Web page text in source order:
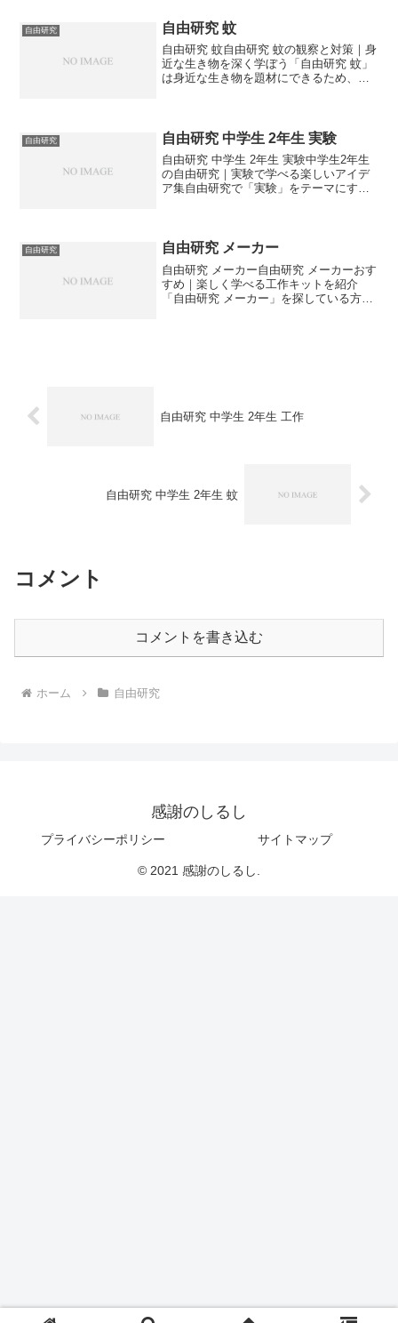
自由研究 理科の魅...
自由研究 自由研究 蚊
自由研究 蚊自由研究 蚊の観察と対策｜身
近な生き物を深く学ぼう「自由研究 蚊」
は身近な生き物を題材にできるため、観
由研究 蚊が人気...
自由研究 自由研究 中学生 2年生 実験
自由研究 中学生 2年生 実験中学生2年生
の自由研究｜実験で学べる楽しいアイデ
ア集自由研究で「実験」をテーマにする
マにした自由研究...
自由研究 自由研究 メーカー
自由研究 メーカー自由研究 メーカーおす
すめ｜楽しく学べる工作キットを紹介
「自由研究 メーカー」を探している方
自由研究 中学生 2年生 工作
自由研究 中学生 2年生 蚊
コメント
コメントを書き込む
ホーム 自由研究
感謝のしるし
プライバシーポリシー サイトマップ
© 2021 感謝のしるし.